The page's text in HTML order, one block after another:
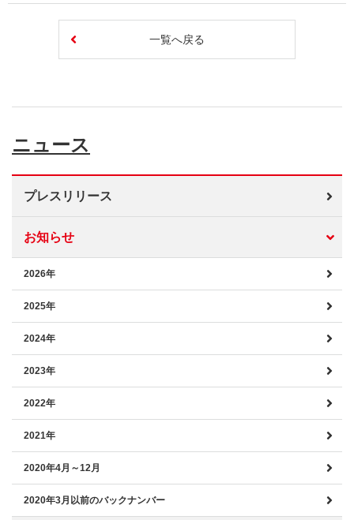
一覧へ戻る
ニュース
プレスリリース
お知らせ
2026年
2025年
2024年
2023年
2022年
2021年
2020年4月～12月
2020年3月以前のバックナンバー